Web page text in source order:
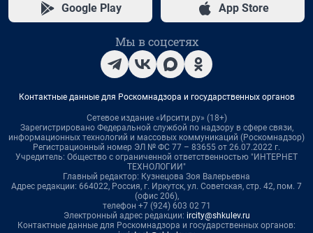
Google Play App Store
Мы в соцсетях
Контактные данные для Роскомнадзора и государственных органов
Сетевое издание «Ирсити.ру» (18+)
Зарегистрировано Федеральной службой по надзору в сфере связи,
информационных технологий и массовых коммуникаций (Роскомнадзор)
Регистрационный номер ЭЛ № ФС 77 – 83655 от 26.07.2022 г.
Учредитель: Общество с ограниченной ответственностью "ИНТЕРНЕТ
ТЕХНОЛОГИИ"
Главный редактор: Кузнецова Зоя Валерьевна
Адрес редакции: 664022, Россия, г. Иркутск, ул. Советская, стр. 42, пом. 7
(офис 206),
телефон +7 (924) 603 02 71
Электронный адрес редакции: ircity@shkulev.ru
Контактные данные для Роскомнадзора и государственных органов: